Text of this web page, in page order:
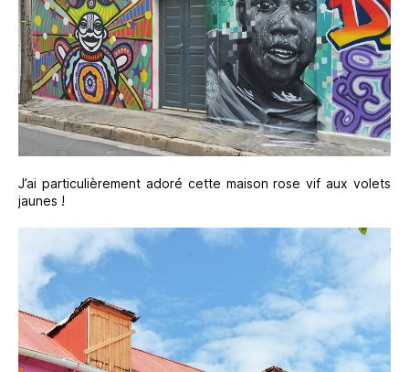
J’ai particulièrement adoré cette maison rose vif aux volets
jaunes !